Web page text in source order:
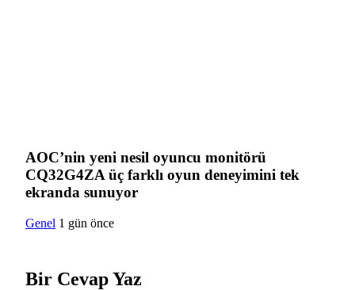
AOC’nin yeni nesil oyuncu monitörü
CQ32G4ZA üç farklı oyun deneyimini tek
ekranda sunuyor
Genel 1 gün önce
Bir Cevap Yaz